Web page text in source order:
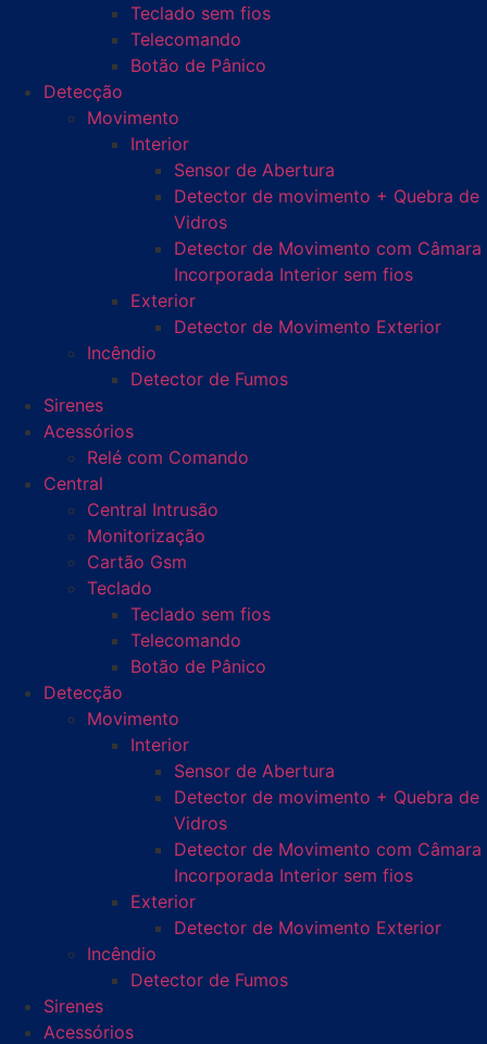
Teclado sem fios
Telecomando
Botão de Pânico
Detecção
Movimento
Interior
Sensor de Abertura
Detector de movimento + Quebra de
Vidros
Detector de Movimento com Câmara
Incorporada Interior sem fios
Exterior
Detector de Movimento Exterior
Incêndio
Detector de Fumos
Sirenes
Acessórios
Relé com Comando
Central
Central Intrusão
Monitorização
Cartão Gsm
Teclado
Teclado sem fios
Telecomando
Botão de Pânico
Detecção
Movimento
Interior
Sensor de Abertura
Detector de movimento + Quebra de
Vidros
Detector de Movimento com Câmara
Incorporada Interior sem fios
Exterior
Detector de Movimento Exterior
Incêndio
Detector de Fumos
Sirenes
Acessórios